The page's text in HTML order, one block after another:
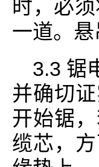
时，必
一道。
3.3 锯
并确切
开始锯
缆芯，